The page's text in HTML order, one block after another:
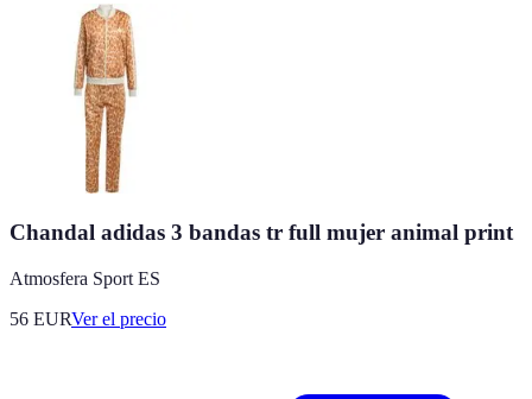
Chandal adidas 3 bandas tr full mujer animal print
Atmosfera Sport ES
56 EURVer el precio